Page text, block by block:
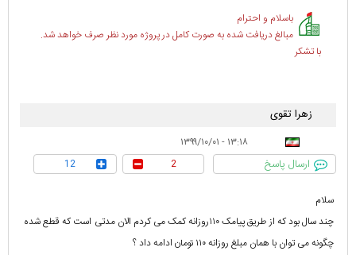
باسلام و احترام
مبالغ دریافت شده به صورت کامل در پروژه مورد نظر صرف خواهد شد.
با تشکر
زهرا تقوی
۱۳:۱۸ - ۱۳۹۹/۱۰/۰۱
ارسال پاسخ 2
12
سلام
چند سال بود که از طریق پیامک ۱۱۰روزانه کمک می کردم الان مدتی است که قطع شده
چگونه می توان با همان مبلغ روزانه ۱۱۰ تومان ادامه داد ؟